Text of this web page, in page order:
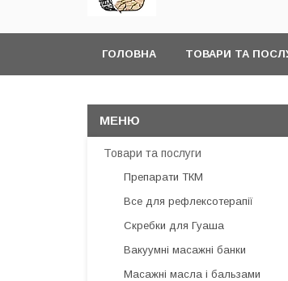
ГОЛОВНА ТОВАРИ ТА
Товари та послуги
Препарати ТКМ
Все для рефлексотерапії
Скребки для Гуаша
Вакуумні масажні банки
Масажні масла і бальзами